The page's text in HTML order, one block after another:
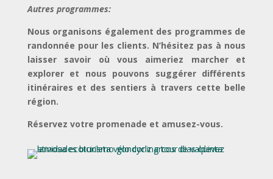
Autres programmes:
Nous organisons également des programmes de
randonnée pour les clients. N’hésitez pas à nous
laisser savoir où vous aimeriez marcher et
explorer et nous pouvons suggérer différents
itinéraires et des sentiers à travers cette belle
région.
Réservez votre promenade et amusez-vous.